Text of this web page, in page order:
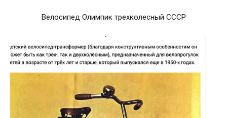
Велосипед Олимпик трехколесный СССР